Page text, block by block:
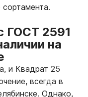
ГОСТ 2591
на
и Квадрат 25
всегда в
Однако,